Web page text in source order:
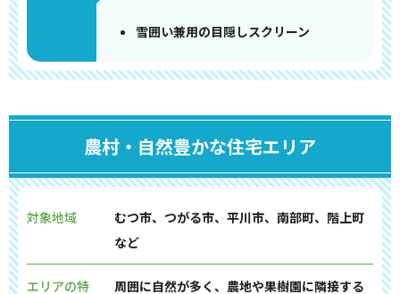
雪囲い兼用の目隠しスクリーン
農村・自然豊かな住宅エリア
対象地域
むつ市、つがる市、平川市、南部町、階上町
など
エリアの特 周囲に自然が多く、農地や果樹園に隣接する